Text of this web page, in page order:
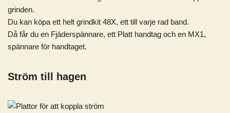
grinden.
Du kan köpa ett helt grindkit 48X, ett till varje rad band.
Då får du en Fjäderspännare, ett Platt handtag och en MX1,
spännare för handtaget.
Ström till hagen